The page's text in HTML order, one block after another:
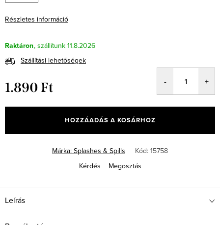
Részletes információ
Raktáron
11.8.2026
Szállítási lehetőségek
1.890 Ft
HOZZÁADÁS A KOSÁRHOZ
Márka: Splashes & Spills Kód: 15758
Kérdés
Megosztás
Leírás